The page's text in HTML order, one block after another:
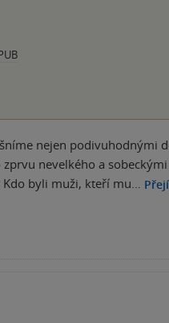
nejen
nevelkého a
Kdo byli muži, kteří mu…